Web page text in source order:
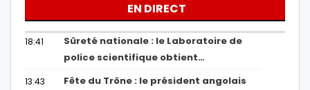
EN DIRECT
18:41
Sûreté nationale : le Laboratoire de
police scientifique obtient…
13:43
Fête du Trône : le président angolais